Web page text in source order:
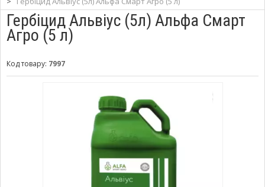
Гербіцид Альвіус (5л) Альфа Смарт
Агро (5 л)
Код товару: 7997